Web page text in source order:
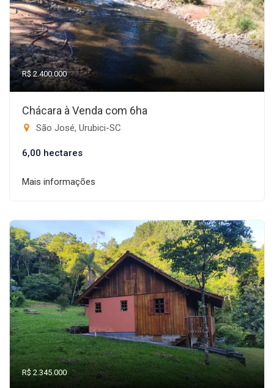
R$ 2.400.000
Chácara à Venda com 6ha
São José, Urubici-SC
6,00 hectares
Mais informações
R$ 2.345.000